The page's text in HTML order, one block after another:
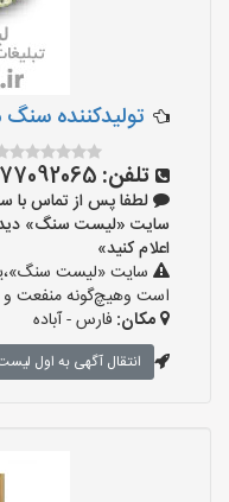
تولیدکننده
تلفن:
لطفا پس از تماس با
اعلام کنید»
سایت «لیست
است وهیچ‌گونه منفعت و
مکان: فارس - آباده
انتقال آگهی به اول